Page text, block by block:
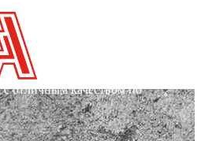
с отличным качеством по